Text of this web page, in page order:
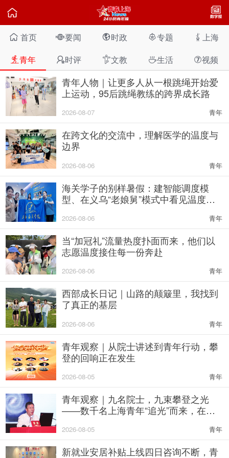

 首页 要闻 时政 专题  上海
 青年 时评 文教 生活 ⑦视频
青年人物｜让更多人从一根跳绳开始爱
上运动，95后跳绳教练的跨界成长路
2026-08-07 青年
在跨文化的交流中，理解医学的温度与
边界
2026-08-06 青年
海关学子的别样暑假：建智能调度模
型、在义乌“老娘舅”模式中看见温度与
2026-08-06 青年
当“加冠礼”流量热度扑面而来，他们以
志愿温度接住每一份奔赴
2026-08-06 青年
西部成长日记｜山路的颠簸里，我找到
了真正的基层
2026-08-06 青年
青年观察｜从院士讲述到青年行动，攀
登的回响正在发生
2026-08-05 青年
青年观察｜九名院士，九束攀登之光
——数千名上海青年“追光”而来，在科
2026-08-05 青年
新就业安居补贴上线四日咨询不断，青